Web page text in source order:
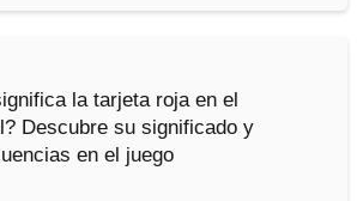
la tarjeta roja en el
Descubre su significado y
en el juego